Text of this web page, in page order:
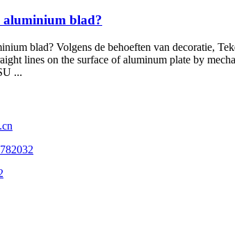
aluminium blad?
blad? Volgens de behoeften van decoratie,
lines on the surface of aluminum plate by
...